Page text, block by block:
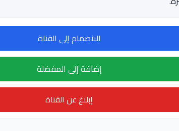
الانضمام إلى القناة
إضافة إلى المفضلة
إبلاغ عن القناة